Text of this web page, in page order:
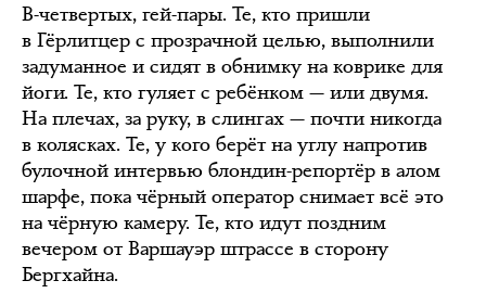
В-четвертых, гей-пары. Те, кто пришли
в Гёрлитцер с прозрачной целью, выполнили
задуманное и сидят в обнимку на коврике для
йоги. Те, кто гуляет с ребёнком — или двумя.
На плечах, за руку, в слингах — почти никогда
в колясках. Те, у кого берёт на углу напротив
булочной интервью блондин-репортёр в алом
шарфе, пока чёрный оператор снимает всё это
на чёрную камеру. Те, кто идут поздним
вечером от Варшауэр штрассе в сторону
Бергхайна.